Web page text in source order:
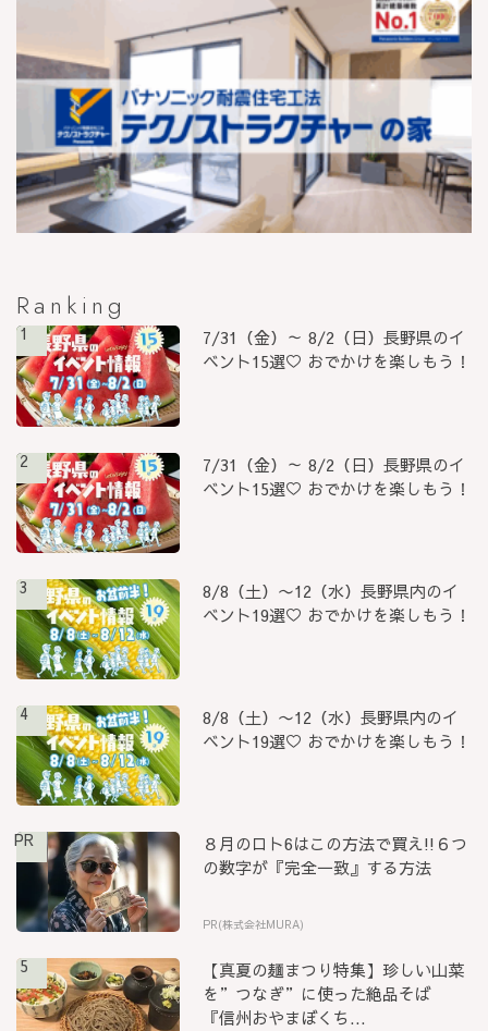
Ranking
1
7/31（金）～ 8/2（日）長野県のイ
ベント15選♡ おでかけを楽しもう！
2
7/31（金）～ 8/2（日）長野県のイ
ベント15選♡ おでかけを楽しもう！
3
8/8（土）〜12（水）長野県内のイ
ベント19選♡ おでかけを楽しもう！
4
8/8（土）〜12（水）長野県内のイ
ベント19選♡ おでかけを楽しもう！
PR
８月のロト6はこの方法で買え!!６つ
の数字が『完全一致』する方法
PR(株式会社MURA)
5
【真夏の麺まつり特集】珍しい山菜
を”つなぎ”に使った絶品そば
『信州おやまぼくち...